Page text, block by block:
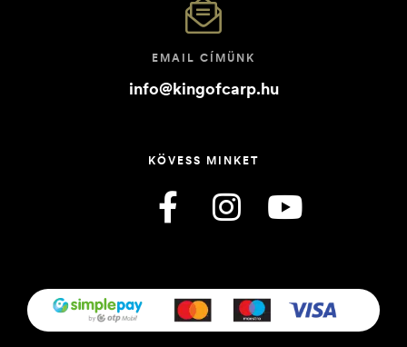
EMAIL CÍMÜNK
info@kingofcarp.hu
KÖVESS MINKET